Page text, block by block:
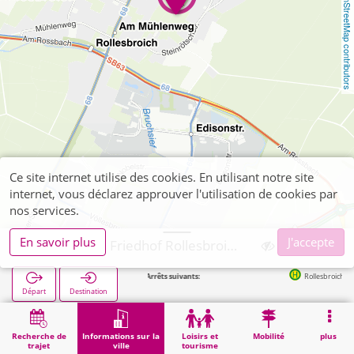
OpenStreetMap contributors
Recherche de
trajet
Informations sur la
ville
Loisirs et
tourisme
Mobilité plus
Départ Destination
Arrêts suivants: Rollesbroich Kirche in
Démarrage Informations sur la ville Simmerath, Friedhof Rollesbroich
Ce site internet utilise des cookies. En utilisant notre site
internet, vous déclarez approuver l'utilisation de cookies par
nos services.
En savoir plus
J'accepte